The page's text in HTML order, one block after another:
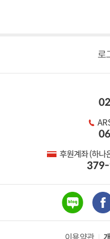
로
후원계좌 (하나